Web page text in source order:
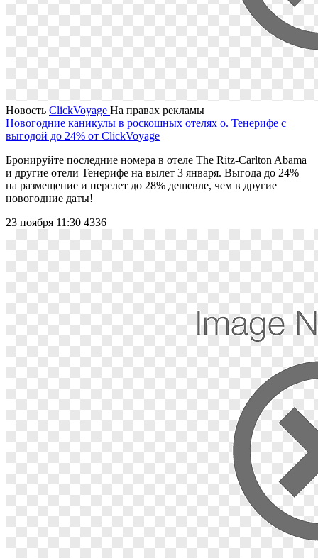
Новость ClickVoyage На правах рекламы
Новогодние каникулы в роскошных отелях о. Тенерифе с
выгодой до 24% от ClickVoyage
Бронируйте последние номера в отеле The Ritz-Carlton Abama
и другие отели Тенерифе на вылет 3 января. Выгода до 24%
на размещение и перелет до 28% дешевле, чем в другие
новогодние даты!
23 ноября 11:30 4336